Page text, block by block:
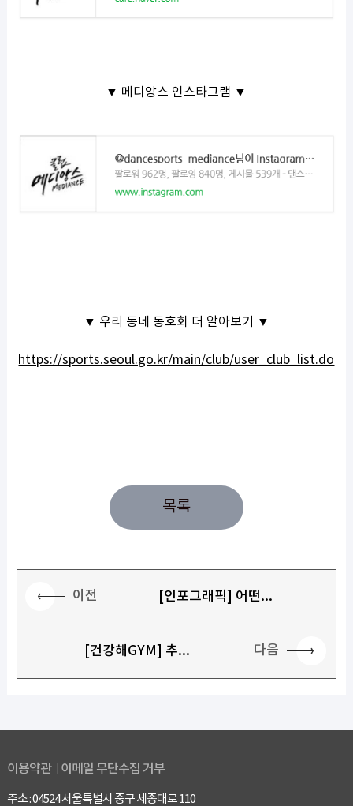
▼ 메디앙스 인스타그램 ▼
▼ 우리 동네 동호회 더 알아보기 ▼
https://sports.seoul.go.kr/main/club/user_club_list.do
목록
이전 [인포그래픽] 어떤...
[건강해GYM] 추... 다음
이용약관 이메일 무단수집 거부
주소 : 04524 서울특별시 중구 세종대로 110